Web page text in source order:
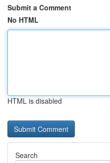
Submit a Comment
No HTML
HTML is disabled
Search